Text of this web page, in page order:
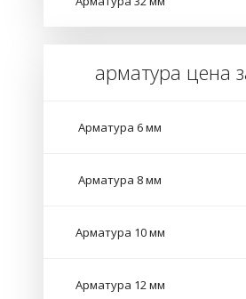
арматура цена
Арматура 6 мм
Арматура 8 мм
Арматура 10 мм
Арматура 12 мм